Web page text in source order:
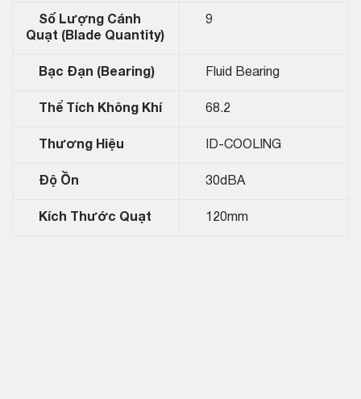
Số Lượng Cánh
Quạt (Blade Quantity)
9
Bạc Đạn (Bearing) Fluid Bearing
Thể Tích Không Khí 68.2
Thương Hiệu ID-COOLING
Độ Ồn 30dBA
Kích Thước Quạt 120mm